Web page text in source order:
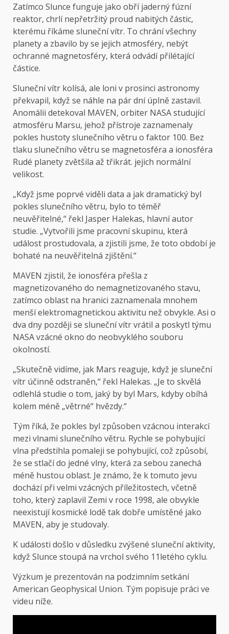
Zatímco Slunce funguje jako obří jaderný fúzní
reaktor, chrlí nepřetržitý proud nabitých částic,
kterému říkáme sluneční vítr. To chrání všechny
planety a zbavilo by se jejich atmosféry, nebýt
ochranné magnetosféry, která odvádí přilétající
částice.
Sluneční vítr kolísá, ale loni v prosinci astronomy
překvapil, když se náhle na pár dní úplně zastavil.
Anomálii detekoval MAVEN, orbiter NASA studující
atmosféru Marsu, jehož přístroje zaznamenaly
pokles hustoty slunečního větru o faktor 100. Bez
tlaku slunečního větru se magnetosféra a ionosféra
Rudé planety zvětšila až třikrát. jejich normální
velikost.
„Když jsme poprvé viděli data a jak dramatický byl
pokles slunečního větru, bylo to téměř
neuvěřitelné,“ řekl Jasper Halekas, hlavní autor
studie. „Vytvořili jsme pracovní skupinu, která
událost prostudovala, a zjistili jsme, že toto období je
bohaté na neuvěřitelná zjištění.“
MAVEN zjistil, že ionosféra přešla z
magnetizovaného do nemagnetizovaného stavu,
zatímco oblast na hranici zaznamenala mnohem
menší elektromagnetickou aktivitu než obvykle. Asi o
dva dny později se sluneční vítr vrátil a poskytl týmu
NASA vzácné okno do neobvyklého souboru
okolností.
„Skutečně vidíme, jak Mars reaguje, když je sluneční
vítr účinně odstraněn,“ řekl Halekas. „Je to skvělá
odlehlá studie o tom, jaký by byl Mars, kdyby obíhá
kolem méně „větrné“ hvězdy.“
Tým říká, že pokles byl způsoben vzácnou interakcí
mezi vlnami slunečního větru. Rychle se pohybující
vlna předstihla pomaleji se pohybující, což způsobí,
že se stlačí do jedné vlny, která za sebou zanechá
méně hustou oblast. Je známo, že k tomuto jevu
dochází při velmi vzácných příležitostech, včetně
toho, který zaplavil Zemi v roce 1998, ale obvykle
neexistují kosmické lodě tak dobře umístěné jako
MAVEN, aby je studovaly.
K události došlo v důsledku zvýšené sluneční aktivity,
když Slunce stoupá na vrchol svého 11letého cyklu.
Výzkum je prezentován na podzimním setkání
American Geophysical Union. Tým popisuje práci ve
videu níže.